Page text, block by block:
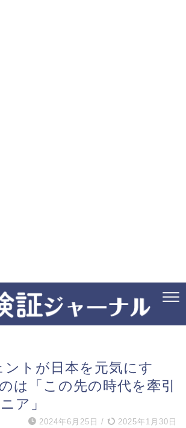
ントが日本を元気にす
は「この先の時代を牽引
ア」
2024年6月25日 / 2025年1月30日